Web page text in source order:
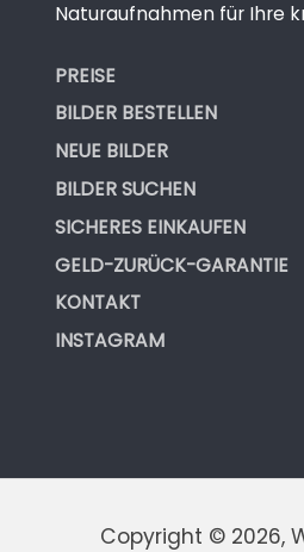
Naturaufnahmen für Ihre
PREISE
BILDER BESTELLEN
NEUE BILDER
BILDER SUCHEN
SICHERES EINKAUFEN
GELD-ZURÜCK-GARANTIE
KONTAKT
INSTAGRAM
Copyright © 2026,